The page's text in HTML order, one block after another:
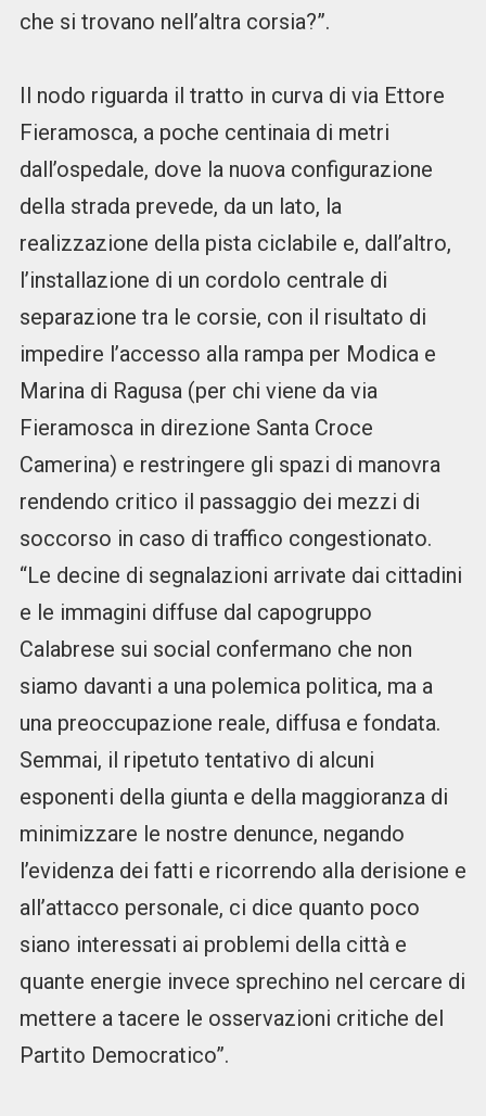
che si trovano nell’altra corsia?”.
Il nodo riguarda il tratto in curva di via Ettore
Fieramosca, a poche centinaia di metri
dall’ospedale, dove la nuova configurazione
della strada prevede, da un lato, la
realizzazione della pista ciclabile e, dall’altro,
l’installazione di un cordolo centrale di
separazione tra le corsie, con il risultato di
impedire l’accesso alla rampa per Modica e
Marina di Ragusa (per chi viene da via
Fieramosca in direzione Santa Croce
Camerina) e restringere gli spazi di manovra
rendendo critico il passaggio dei mezzi di
soccorso in caso di traffico congestionato.
“Le decine di segnalazioni arrivate dai cittadini
e le immagini diffuse dal capogruppo
Calabrese sui social confermano che non
siamo davanti a una polemica politica, ma a
una preoccupazione reale, diffusa e fondata.
Semmai, il ripetuto tentativo di alcuni
esponenti della giunta e della maggioranza di
minimizzare le nostre denunce, negando
l’evidenza dei fatti e ricorrendo alla derisione e
all’attacco personale, ci dice quanto poco
siano interessati ai problemi della città e
quante energie invece sprechino nel cercare di
mettere a tacere le osservazioni critiche del
Partito Democratico”.